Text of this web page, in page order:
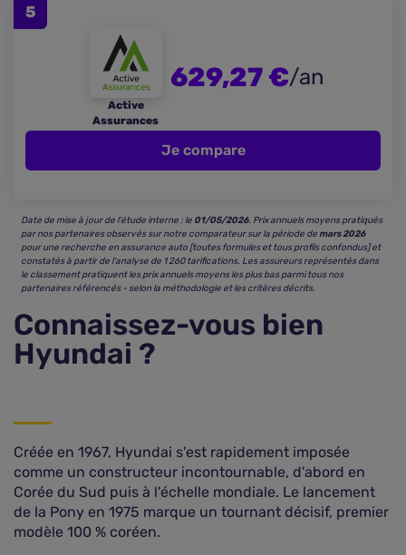
5
Active
Assurances
629,27 €/an
Je compare
Date de mise à jour de l’étude interne : le 01/05/2026. Prix annuels moyens pratiqués
par nos partenaires observés sur notre comparateur sur la période demars 2026
pour une recherche en assurance auto [toutes formules et tous profils confondus] et
constatés à partir de l’analyse de 1 260 tarifications. Les assureurs représentés dans
le classement pratiquent les prix annuels moyens les plus bas parmi tous nos
partenaires référencés - selon la méthodologie et les critères décrits.
Connaissez-vous bien
Hyundai ?
Créée en 1967, Hyundai s'est rapidement imposée
comme un constructeur incontournable, d'abord en
Corée du Sud puis à l'échelle mondiale. Le lancement
de la Pony en 1975 marque un tournant décisif, premier
modèle 100 % coréen.